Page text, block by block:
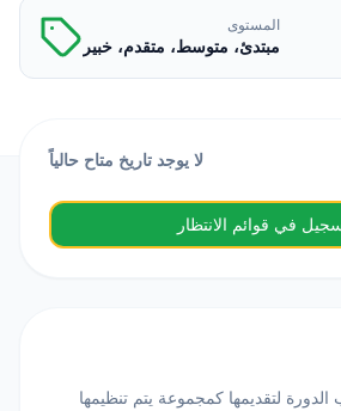
المستوى
مبتدئ، متوسط، متقدم، خبير
لا يوجد تاريخ متاح حالياً
في قوائم الانتظار
لتقديمها كمجموعة يتم تنظيمها